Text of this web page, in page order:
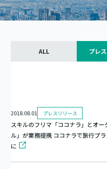
ALL プレ
2018.08.01 プレスリリース
スキルのフリマ「ココナラ」とオ
ル」が業務提携 ココナラで旅行プ
に